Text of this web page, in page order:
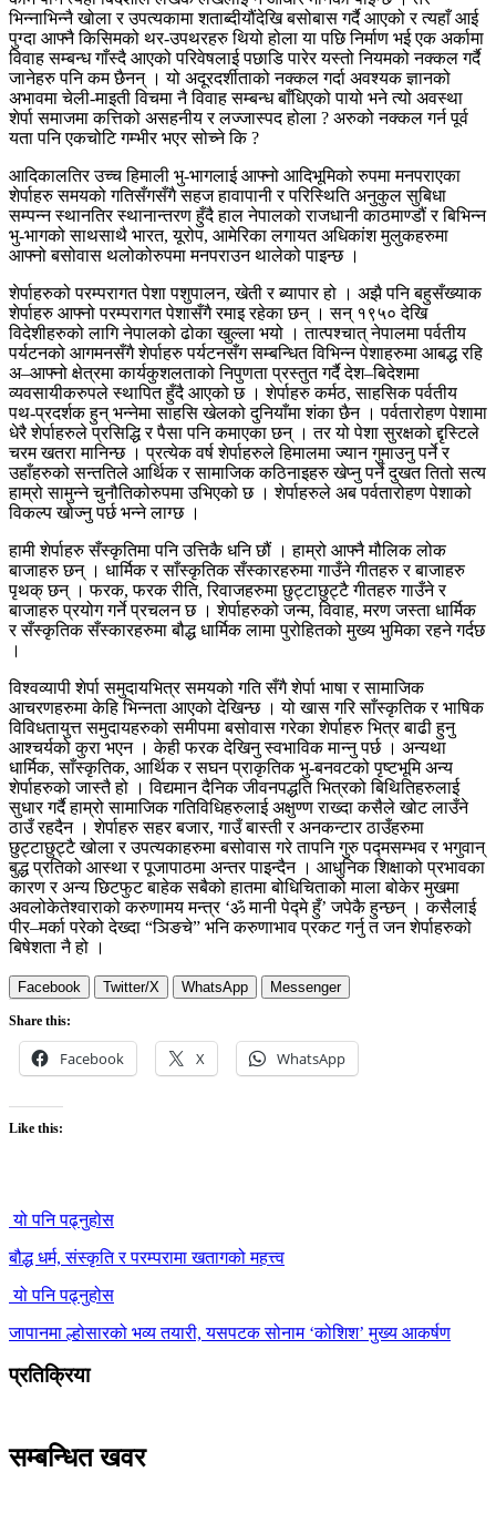
भिन्नाभिन्नै खोला र उपत्यकामा शताब्दीयौंदेखि बसोबास गर्दै आएको र त्यहाँ आई
पुग्दा आफ्नै किसिमको थर-उपथरहरु थियो होला या पछि निर्माण भई एक अर्कामा
विवाह सम्बन्ध गाँस्दै आएको परिवेषलाई पछाडि पारेर यस्तो नियमको नक्कल गर्दै
जानेहरु पनि कम छैनन् । यो अदूरदर्शीताको नक्कल गर्दा अवश्यक ज्ञानको
अभावमा चेली-माइती विचमा नै विवाह सम्बन्ध बाँधिएको पायो भने त्यो अवस्था
शेर्पा समाजमा कत्तिको असहनीय र लज्जास्पद होला ? अरुको नक्कल गर्न पूर्व
यता पनि एकचोटि गम्भीर भएर सोच्ने कि ?
आदिकालतिर उच्च हिमाली भु-भागलाई आफ्नो आदिभूमिको रुपमा मनपराएका
शेर्पाहरु समयको गतिसँगसँगै सहज हावापानी र परिस्थिति अनुकुल सुबिधा
सम्पन्न स्थानतिर स्थानान्तरण हुँदै हाल नेपालको राजधानी काठमाण्डौं र बिभिन्न
भु-भागको साथसाथै भारत, यूरोप, आमेरिका लगायत अधिकांश मुलुकहरुमा
आफ्नो बसोवास थलोकोरुपमा मनपराउन थालेको पाइन्छ ।
शेर्पाहरुको परम्परागत पेशा पशुपालन, खेती र ब्यापार हो । अझै पनि बहुसँख्याक
शेर्पाहरु आफ्नो परम्परागत पेशासँगै रमाइ रहेका छन् । सन् १९५० देखि
विदेशीहरुको लागि नेपालको ढोका खुल्ला भयो । तात्पश्चात् नेपालमा पर्वतीय
पर्यटनको आगमनसँगै शेर्पाहरु पर्यटनसँग सम्बन्धित विभिन्न पेशाहरुमा आबद्ध रहि
अ–आफ्नो क्षेत्रमा कार्यकुशलताको निपुणता प्रस्तुत गर्दै देश–बिदेशमा
व्यवसायीकरुपले स्थापित हुँदै आएको छ । शेर्पाहरु कर्मठ, साहसिक पर्वतीय
पथ-प्रदर्शक हुन् भन्नेमा साहसि खेलको दुनियाँमा शंका छैन । पर्वतारोहण पेशामा
धेरै शेर्पाहरुले प्रसिद्धि र पैसा पनि कमाएका छन् । तर यो पेशा सुरक्षको द्दृस्टिले
चरम खतरा मानिन्छ । प्रत्येक वर्ष शेर्पाहरुले हिमालमा ज्यान गुमाउनु पर्ने र
उहाँहरुको सन्ततिले आर्थिक र सामाजिक कठिनाइहरु खेप्नु पर्ने दुखत तितो सत्य
हाम्रो सामुन्ने चुनौतिकोरुपमा उभिएको छ । शेर्पाहरुले अब पर्वतारोहण पेशाको
विकल्प खोज्नु पर्छ भन्ने लाग्छ ।
हामी शेर्पाहरु सँस्कृतिमा पनि उत्तिकै धनि छौं । हाम्रो आफ्नै मौलिक लोक
बाजाहरु छन् । धार्मिक र साँस्कृतिक सँस्कारहरुमा गाउँने गीतहरु र बाजाहरु
पृथक् छन् । फरक, फरक रीति, रिवाजहरुमा छुट्टाछुट्टै गीतहरु गाउँने र
बाजाहरु प्रयोग गर्ने प्रचलन छ । शेर्पाहरुको जन्म, विवाह, मरण जस्ता धार्मिक
र सँस्कृतिक सँस्कारहरुमा बौद्ध धार्मिक लामा पुरोहितको मुख्य भुमिका रहने गर्दछ
।
विश्वव्यापी शेर्पा समुदायभित्र समयको गति सँगै शेर्पा भाषा र सामाजिक
आचरणहरुमा केहि भिन्नता आएको देखिन्छ । यो खास गरि साँस्कृतिक र भाषिक
विविधतायुत्त समुदायहरुको समीपमा बसोवास गरेका शेर्पाहरु भित्र बाढी हुनु
आश्चर्यको कुरा भएन । केही फरक देखिनु स्वभाविक मान्नु पर्छ । अन्यथा
धार्मिक, साँस्कृतिक, आर्थिक र सघन प्राकृतिक भु-बनवटको पृष्टभूमि अन्य
शेर्पाहरुको जास्तै हो । विद्यमान दैनिक जीवनपद्धति भित्रको बिथितिहरुलाई
सुधार गर्दै हाम्रो सामाजिक गतिविधिहरुलाई अक्षुण्ण राख्दा कसैले खोट लाउँने
ठाउँ रहदैन । शेर्पाहरु सहर बजार, गाउँ बास्ती र अनकन्टार ठाउँहरुमा
छुट्टाछुट्टै खोला र उपत्यकाहरुमा बसोवास गरे तापनि गुरु पद्मसम्भव र भगुवान्
बुद्ध प्रतिको आस्था र पूजापाठमा अन्तर पाइन्दैन । आधुनिक शिक्षाको प्रभावका
कारण र अन्य छिटफुट बाहेक सबैको हातमा बोधिचिताको माला बोकेर मुखमा
अवलोकेतेश्वाराको करुणामय मन्त्र ‘ॐ मानी पेद्मे हुँ’ जपेकै हुन्छन् । कसैलाई
पीर–मर्का परेको देख्दा “ञिङचे” भनि करुणाभाव प्रकट गर्नु त जन शेर्पाहरुको
बिषेशता नै हो ।
Facebook Twitter/X WhatsApp Messenger
Share this:
Facebook X WhatsApp
Like this:
यो पनि पढ्नुहोस
बौद्ध धर्म, संस्कृति र परम्परामा खतागको महत्त्व
यो पनि पढ्नुहोस
जापानमा ल्होसारको भव्य तयारी, यसपटक सोनाम ‘कोशिश’ मुख्य आकर्षण
प्रतिक्रिया
सम्बन्धित खवर